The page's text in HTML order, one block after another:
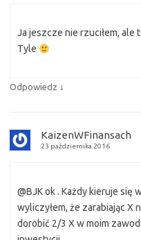
Ja jeszcze nie rzuciłem, ale
Tyle
Odpowiedz ↓
KaizenWFinansach
23 października 2016
@BJK ok . Każdy kieruje się
wyliczyłem, że zarabiając X
dorobić 2/3 X w moim